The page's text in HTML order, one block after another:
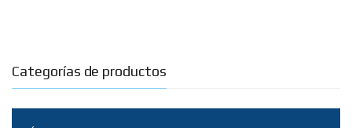
Categorías de productos